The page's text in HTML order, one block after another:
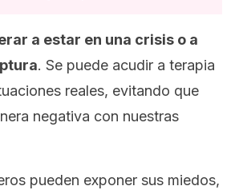
a estar en una crisis o a
. Se puede acudir a terapia
reales, evitando que
negativa con nuestras
pueden exponer sus miedos,